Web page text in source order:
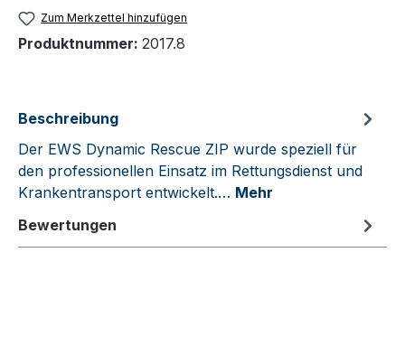
Zum Merkzettel hinzufügen
Produktnummer: 2017.8
Beschreibung
Der EWS Dynamic Rescue ZIP wurde speziell für
den professionellen Einsatz im Rettungsdienst und
Krankentransport entwickelt.… Mehr
Bewertungen